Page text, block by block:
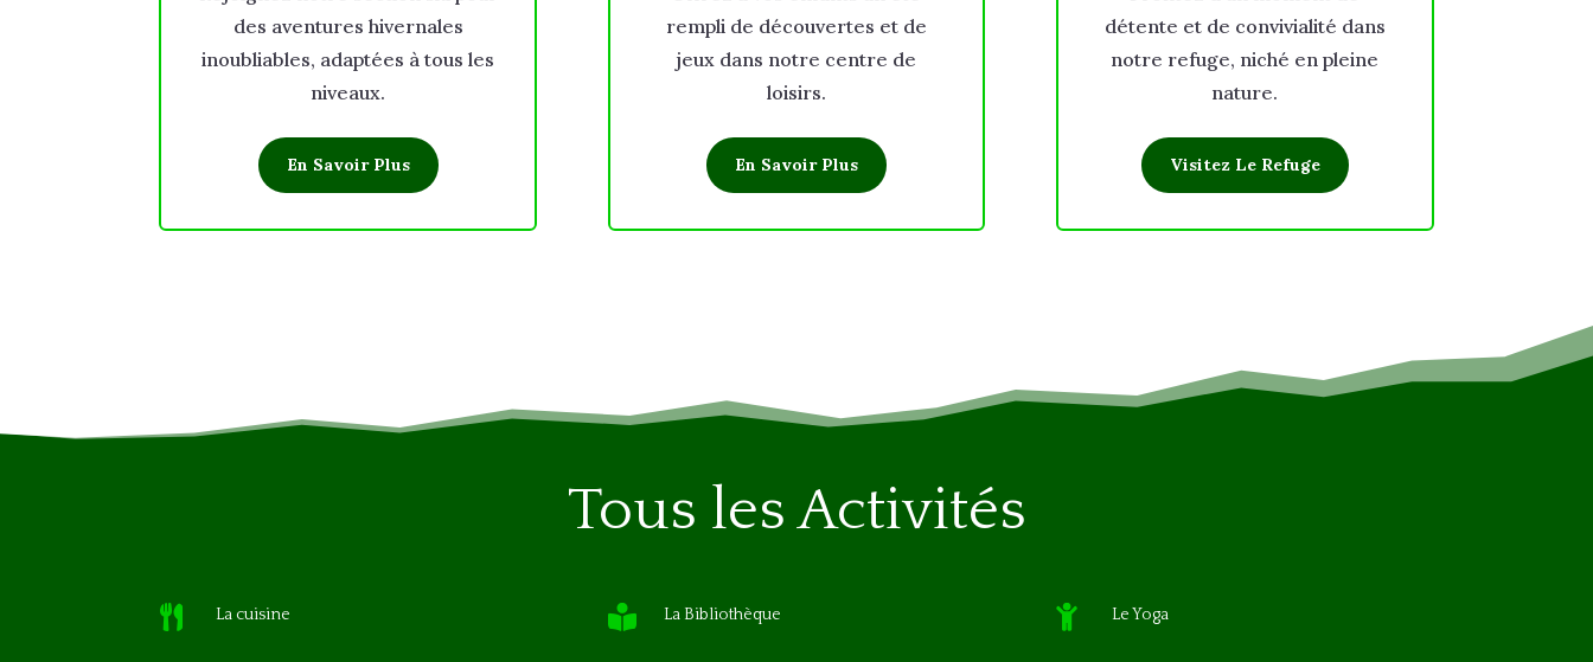
des aventures hivernales
inoubliables, adaptées à tous les
niveaux.
En Savoir Plus
rempli de découvertes et de
jeux dans notre centre de
loisirs.
En Savoir Plus
détente et de convivialité dans
notre refuge, niché en pleine
nature.
Visitez Le Refuge
Tous les Activités
 La cuisine  La Bibliothèque  Le Yoga